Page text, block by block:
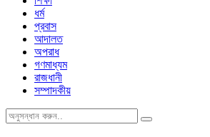
ধর্ম
প্রবাস
আদালত
অপরাধ
গণমাধ্যম
রাজধানী
সম্পাদকীয়